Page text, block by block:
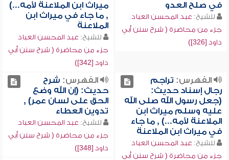
في صلح العدو
للشيخ: عبد المحسن العباد
جزء من محاضرة ( شرح سنن أبي
داود [326])
ميراث ابن الملاعنة لأمه...)
, ما جاء في ميراث ابن
الملاعنة
للشيخ: عبد المحسن العباد
جزء من محاضرة ( شرح سنن أبي
داود [342])
الفهرس: تراجم
رجال إسناد حديث:
(جعل رسول الله صلى الله
عليه وسلم ميراث ابن
الملاعنة لأمه...) , ما جاء
في ميراث ابن الملاعنة
للشيخ: عبد المحسن العباد
جزء من محاضرة ( شرح سنن أبي
الفهرس: شرح
حديث: (إن الله وضع
الحق على لسان عمر) ,
تدوين العطاء
للشيخ: عبد المحسن العباد
جزء من محاضرة ( شرح سنن أبي
داود [348])